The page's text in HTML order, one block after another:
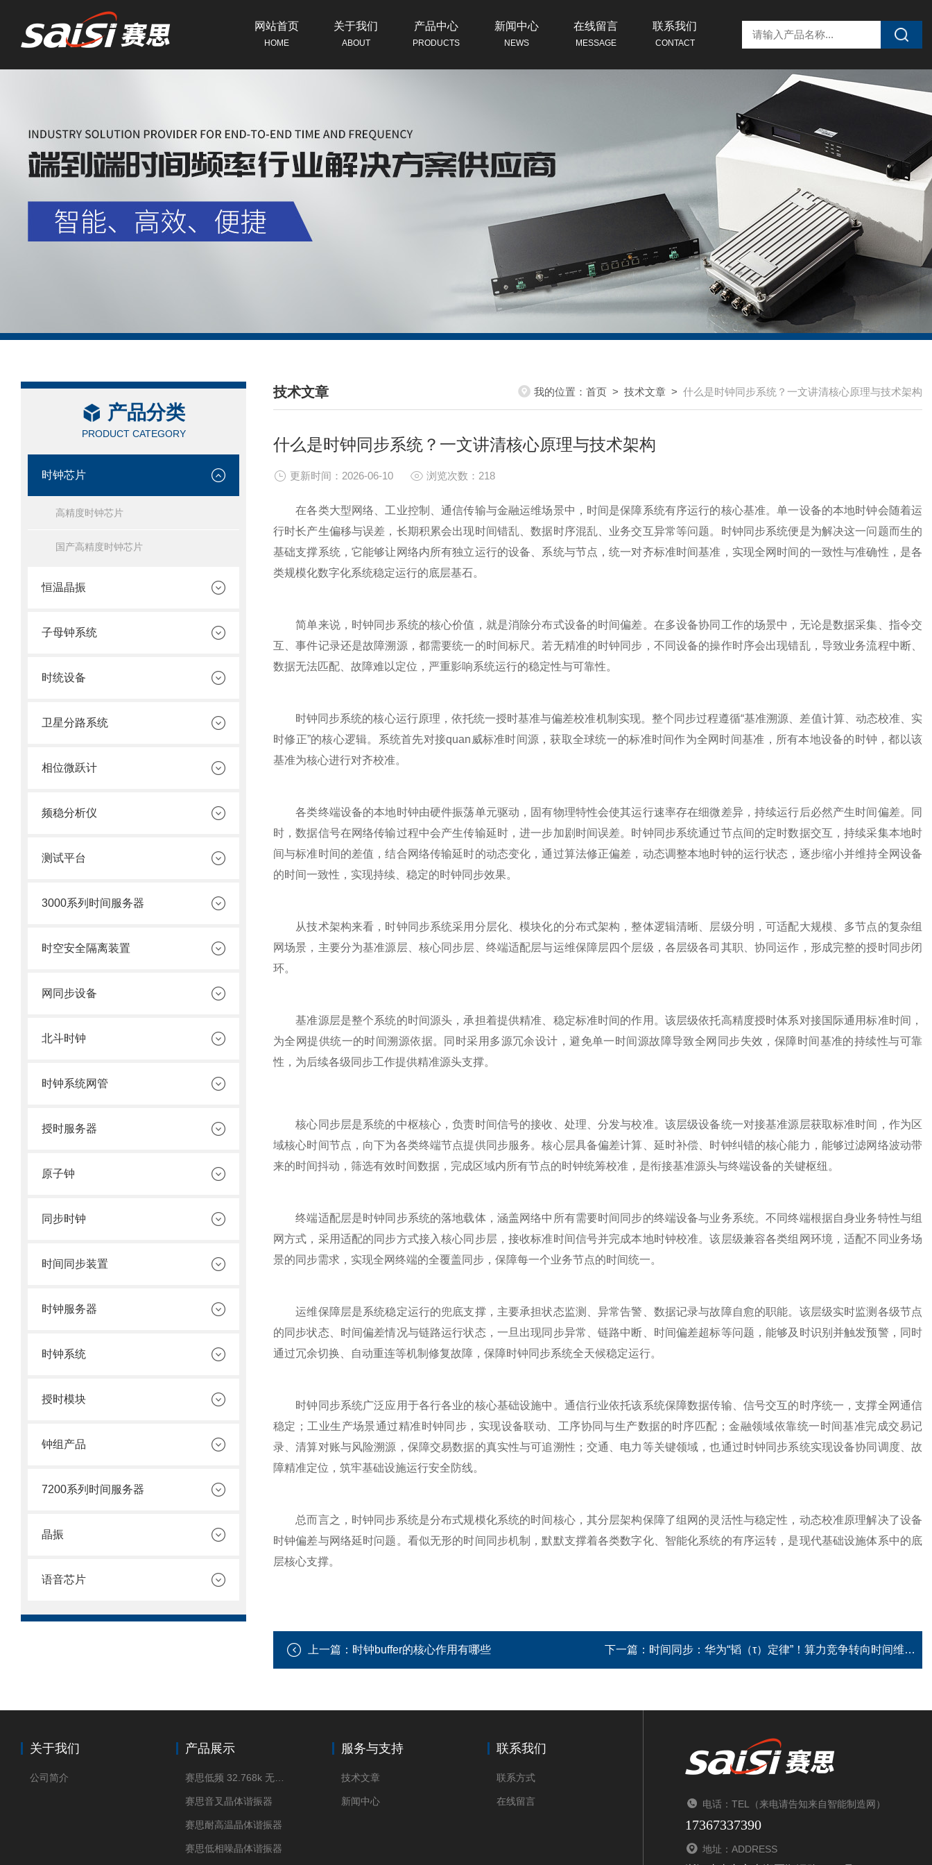
网站首页
HOME
关于我们
ABOUT
产品中心
PRODUCTS
新闻中心
NEWS
在线留言
MESSAGE
联系我们
CONTACT
产品分类
PRODUCT CATEGORY
时钟芯片
高精度时钟芯片
国产高精度时钟芯片
恒温晶振
子母钟系统
时统设备
卫星分路系统
相位微跃计
频稳分析仪
测试平台
3000系列时间服务器
时空安全隔离装置
网同步设备
北斗时钟
时钟系统网管
授时服务器
原子钟
同步时钟
时间同步装置
时钟服务器
时钟系统
授时模块
钟组产品
7200系列时间服务器
晶振
语音芯片
技术文章
/ TECHNICAL ARTICLES
我的位置： 首页 > 技术文章 > 什么是时钟同步系统？一文讲清核心原理与技术架构
什么是时钟同步系统？一文讲清核心原理与技术架构
更新时间：2026-06-10 浏览次数：218
在各类大型网络、工业控制、通信传输与金融运维场景中，时间是保障系统有序运行的核心基准。单一设备的本地时钟会随着运
行时长产生偏移与误差，长期积累会出现时间错乱、数据时序混乱、业务交互异常等问题。时钟同步系统便是为解决这一问题而生的
基础支撑系统，它能够让网络内所有独立运行的设备、系统与节点，统一对齐标准时间基准，实现全网时间的一致性与准确性，是各
类规模化数字化系统稳定运行的底层基石。
简单来说，时钟同步系统的核心价值，就是消除分布式设备的时间偏差。在多设备协同工作的场景中，无论是数据采集、指令交
互、事件记录还是故障溯源，都需要统一的时间标尺。若无精准的时钟同步，不同设备的操作时序会出现错乱，导致业务流程中断、
数据无法匹配、故障难以定位，严重影响系统运行的稳定性与可靠性。
时钟同步系统的核心运行原理，依托统一授时基准与偏差校准机制实现。整个同步过程遵循“基准溯源、差值计算、动态校准、实
时修正”的核心逻辑。系统首先对接quan威标准时间源，获取全球统一的标准时间作为全网时间基准，所有本地设备的时钟，都以该
基准为核心进行对齐校准。
各类终端设备的本地时钟由硬件振荡单元驱动，固有物理特性会使其运行速率存在细微差异，持续运行后必然产生时间偏差。同
时，数据信号在网络传输过程中会产生传输延时，进一步加剧时间误差。时钟同步系统通过节点间的定时数据交互，持续采集本地时
间与标准时间的差值，结合网络传输延时的动态变化，通过算法修正偏差，动态调整本地时钟的运行状态，逐步缩小并维持全网设备
的时间一致性，实现持续、稳定的时钟同步效果。
从技术架构来看，时钟同步系统采用分层化、模块化的分布式架构，整体逻辑清晰、层级分明，可适配大规模、多节点的复杂组
网场景，主要分为基准源层、核心同步层、终端适配层与运维保障层四个层级，各层级各司其职、协同运作，形成完整的授时同步闭
环。
基准源层是整个系统的时间源头，承担着提供精准、稳定标准时间的作用。该层级依托高精度授时体系对接国际通用标准时间，
为全网提供统一的时间溯源依据。同时采用多源冗余设计，避免单一时间源故障导致全网同步失效，保障时间基准的持续性与可靠
性，为后续各级同步工作提供精准源头支撑。
核心同步层是系统的中枢核心，负责时间信号的接收、处理、分发与校准。该层级设备统一对接基准源层获取标准时间，作为区
域核心时间节点，向下为各类终端节点提供同步服务。核心层具备偏差计算、延时补偿、时钟纠错的核心能力，能够过滤网络波动带
来的时间抖动，筛选有效时间数据，完成区域内所有节点的时钟统筹校准，是衔接基准源头与终端设备的关键枢纽。
终端适配层是时钟同步系统的落地载体，涵盖网络中所有需要时间同步的终端设备与业务系统。不同终端根据自身业务特性与组
网方式，采用适配的同步方式接入核心同步层，接收标准时间信号并完成本地时钟校准。该层级兼容各类组网环境，适配不同业务场
景的同步需求，实现全网终端的全覆盖同步，保障每一个业务节点的时间统一。
运维保障层是系统稳定运行的兜底支撑，主要承担状态监测、异常告警、数据记录与故障自愈的职能。该层级实时监测各级节点
的同步状态、时间偏差情况与链路运行状态，一旦出现同步异常、链路中断、时间偏差超标等问题，能够及时识别并触发预警，同时
通过冗余切换、自动重连等机制修复故障，保障时钟同步系统全天候稳定运行。
时钟同步系统广泛应用于各行各业的核心基础设施中。通信行业依托该系统保障数据传输、信号交互的时序统一，支撑全网通信
稳定；工业生产场景通过精准时钟同步，实现设备联动、工序协同与生产数据的时序匹配；金融领域依靠统一时间基准完成交易记
录、清算对账与风险溯源，保障交易数据的真实性与可追溯性；交通、电力等关键领域，也通过时钟同步系统实现设备协同调度、故
障精准定位，筑牢基础设施运行安全防线。
总而言之，时钟同步系统是分布式规模化系统的时间核心，其分层架构保障了组网的灵活性与稳定性，动态校准原理解决了设备
时钟偏差与网络延时问题。看似无形的时间同步机制，默默支撑着各类数字化、智能化系统的有序运转，是现代基础设施体系中的底
层核心支撑。
上一篇： 时钟buffer的核心作用有哪些 下一篇： 时间同步：华为“韬（τ）定律”！算力竞争转向时间维度
关于我们
公司简介
产品展示
赛思音叉晶体谐振器
赛思耐高温晶体谐振器
赛思低相噪晶体谐振器
服务与支持
技术文章
新闻中心
联系我们
联系方式
在线留言 电话：TEL（来电请告知来自智能制造网）
17367337390
地址：ADDRESS